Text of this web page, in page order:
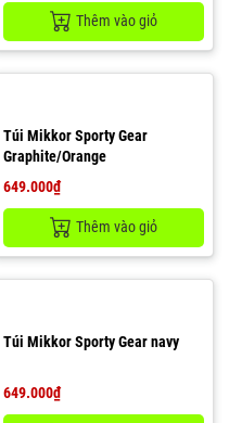
Thêm vào giỏ
Túi Mikkor Sporty Gear
Graphite/Orange
649.000₫
Thêm vào giỏ
Túi Mikkor Sporty Gear navy
649.000₫